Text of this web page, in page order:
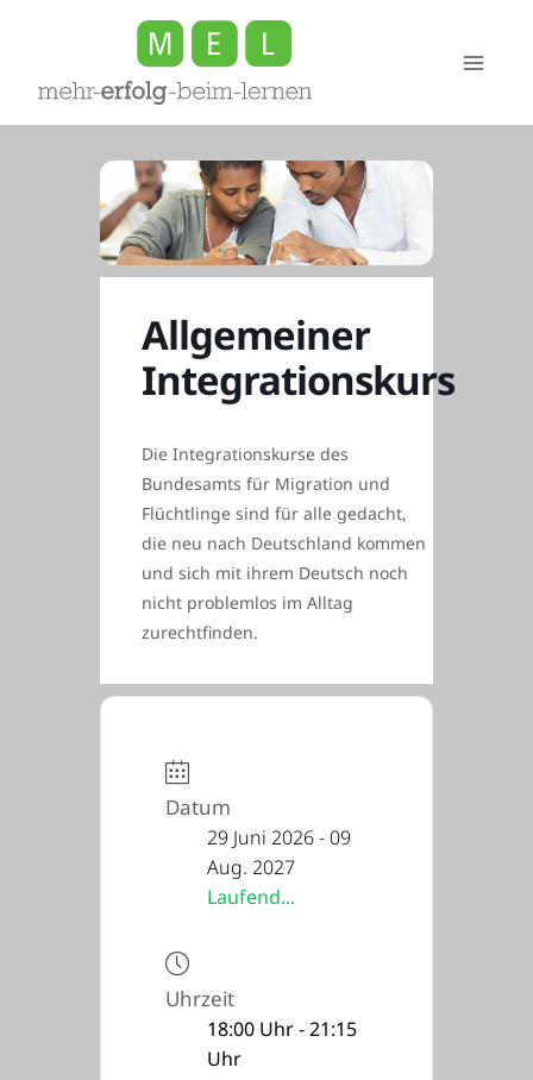
springen
Allgemeiner
Integrationskurs
Die Integrationskurse des
Bundesamts für Migration und
Flüchtlinge sind für alle gedacht,
die neu nach Deutschland kommen
und sich mit ihrem Deutsch noch
nicht problemlos im Alltag
zurechtfinden.
Datum
29 Juni 2026- 09
Aug. 2027
Laufend...
Uhrzeit
18:00 Uhr - 21:15
Uhr